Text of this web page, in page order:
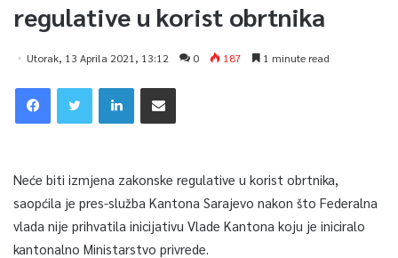
regulative u korist obrtnika
Utorak, 13 Aprila 2021, 13:12 0 187 1 minute read
Neće biti izmjena zakonske regulative u korist obrtnika,
saopćila je pres-služba Kantona Sarajevo nakon što Federalna
vlada nije prihvatila inicijativu Vlade Kantona koju je iniciralo
kantonalno Ministarstvo privrede.